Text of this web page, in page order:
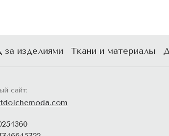
за изделиями Ткани и материалы
сайт: